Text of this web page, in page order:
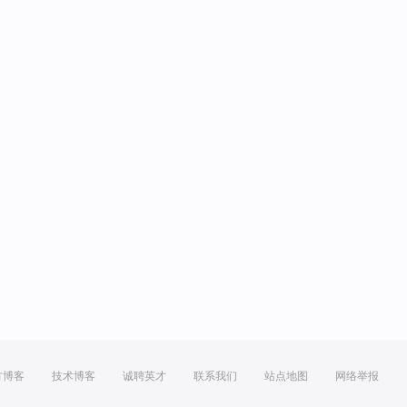
博客 技术博客 诚聘英才 联系我们 站点地图 网络举报